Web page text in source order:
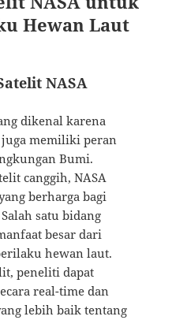
Hewan Laut
NASA
dikenal karena
memiliki peran
Bumi.
canggih, NASA
berharga bagi
satu bidang
besar dari
hewan laut.
peneliti dapat
real-time dan
lebih baik tentang